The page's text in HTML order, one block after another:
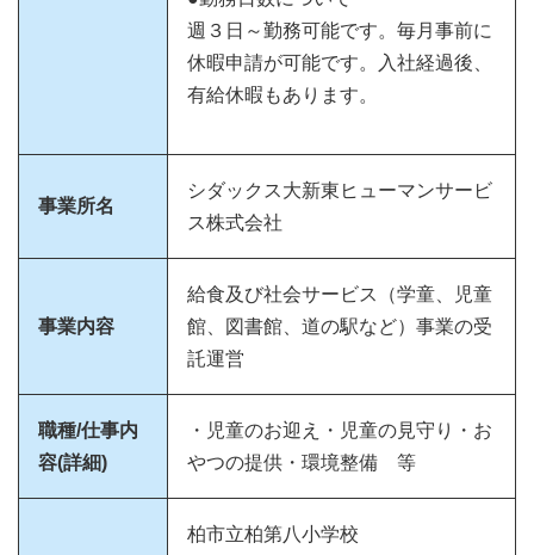
週３日～勤務可能です。毎月事前に
休暇申請が可能です。入社経過後、
有給休暇もあります。
事業所名
シダックス大新東ヒューマンサービ
ス株式会社
事業内容
給食及び社会サービス（学童、児童
館、図書館、道の駅など）事業の受
託運営
職種/仕事内
容(詳細)
・児童のお迎え・児童の見守り・お
やつの提供・環境整備 等
柏市立柏第八小学校